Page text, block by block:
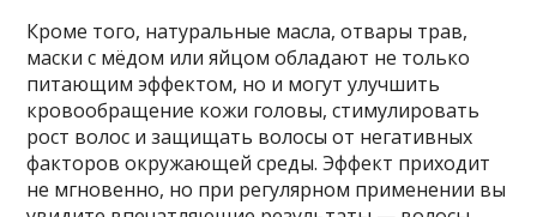
Кроме того, натуральные масла, отвары трав,
маски с мёдом или яйцом обладают не только
питающим эффектом, но и могут улучшить
кровообращение кожи головы, стимулировать
рост волос и защищать волосы от негативных
факторов окружающей среды. Эффект приходит
не мгновенно, но при регулярном применении вы